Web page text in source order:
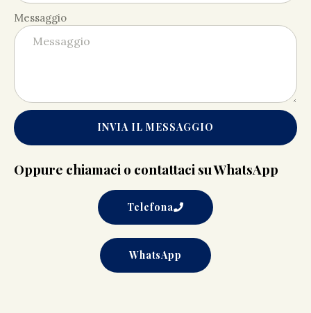
Messaggio
INVIA IL MESSAGGIO
Oppure chiamaci o contattaci su WhatsApp
Telefona
WhatsApp